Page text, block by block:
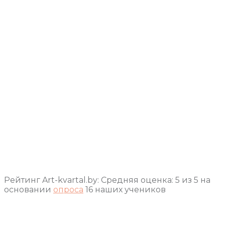
Рейтинг Art-kvartal.by: Средняя оценка: 5 из 5 на
основании опроса 16 наших учеников